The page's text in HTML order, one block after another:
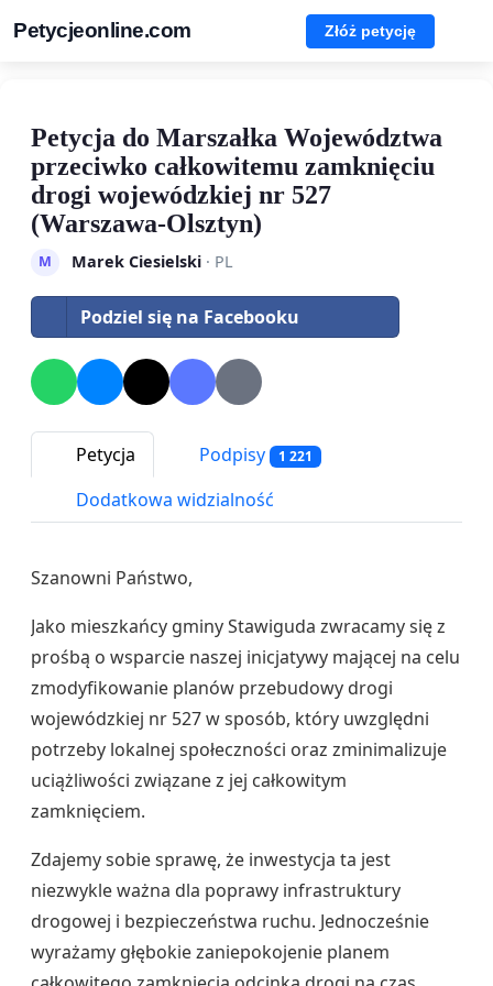
Petycjeonline.com Złóż petycję
Petycja do Marszałka Województwa
przeciwko całkowitemu zamknięciu
drogi wojewódzkiej nr 527
(Warszawa-Olsztyn)
M Marek Ciesielski· PL
Podziel się na Facebooku
Petycja Podpisy 1 221
Dodatkowa widzialność
Szanowni Państwo,
Jako mieszkańcy gminy Stawiguda zwracamy się z
prośbą o wsparcie naszej inicjatywy mającej na celu
zmodyfikowanie planów przebudowy drogi
wojewódzkiej nr 527 w sposób, który uwzględni
potrzeby lokalnej społeczności oraz zminimalizuje
uciążliwości związane z jej całkowitym
zamknięciem.
Zdajemy sobie sprawę, że inwestycja ta jest
niezwykle ważna dla poprawy infrastruktury
drogowej i bezpieczeństwa ruchu. Jednocześnie
wyrażamy głębokie zaniepokojenie planem